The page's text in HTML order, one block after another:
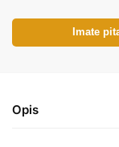
Imate
Opis